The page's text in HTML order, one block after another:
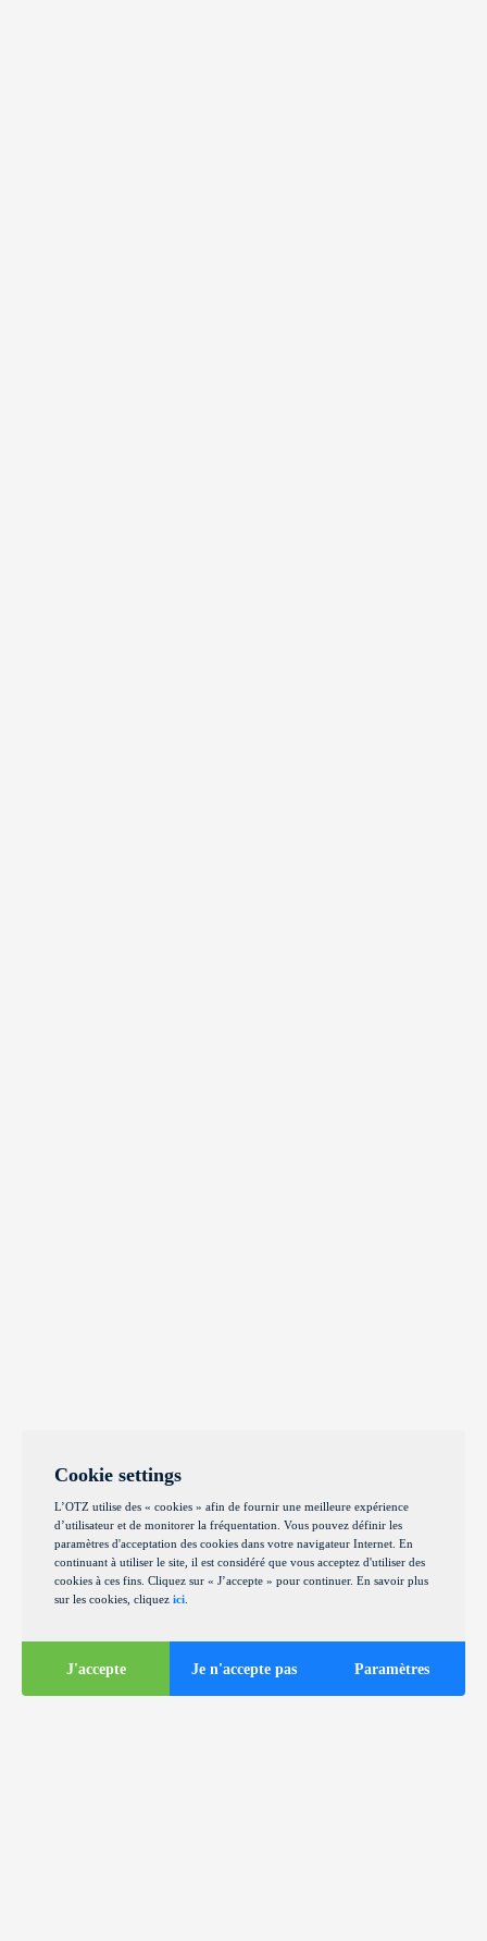
Cookie settings
L’OTZ utilise des « cookies » afin de fournir une meilleure expérience
d’utilisateur et de monitorer la fréquentation. Vous pouvez définir les
paramètres d'acceptation des cookies dans votre navigateur Internet. En
continuant à utiliser le site, il est considéré que vous acceptez d'utiliser des
cookies à ces fins. Cliquez sur « J’accepte » pour continuer. En savoir plus
sur les cookies, cliquez ici
J'accepte Je n'accepte pas Paramètres